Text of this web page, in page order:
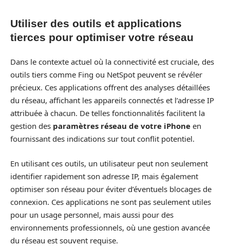
Utiliser des outils et applications
tierces pour optimiser votre réseau
Dans le contexte actuel où la connectivité est cruciale, des
outils tiers comme Fing ou NetSpot peuvent se révéler
précieux. Ces applications offrent des analyses détaillées
du réseau, affichant les appareils connectés et l’adresse IP
attribuée à chacun. De telles fonctionnalités facilitent la
gestion des paramètres réseau de votre iPhone en
fournissant des indications sur tout conflit potentiel.
En utilisant ces outils, un utilisateur peut non seulement
identifier rapidement son adresse IP, mais également
optimiser son réseau pour éviter d’éventuels blocages de
connexion. Ces applications ne sont pas seulement utiles
pour un usage personnel, mais aussi pour des
environnements professionnels, où une gestion avancée
du réseau est souvent requise.